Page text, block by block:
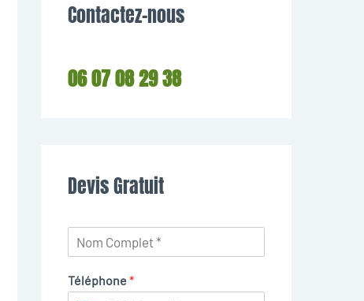
Contactez-nous
06 07 08 29 38
Devis Gratuit
Téléphone*